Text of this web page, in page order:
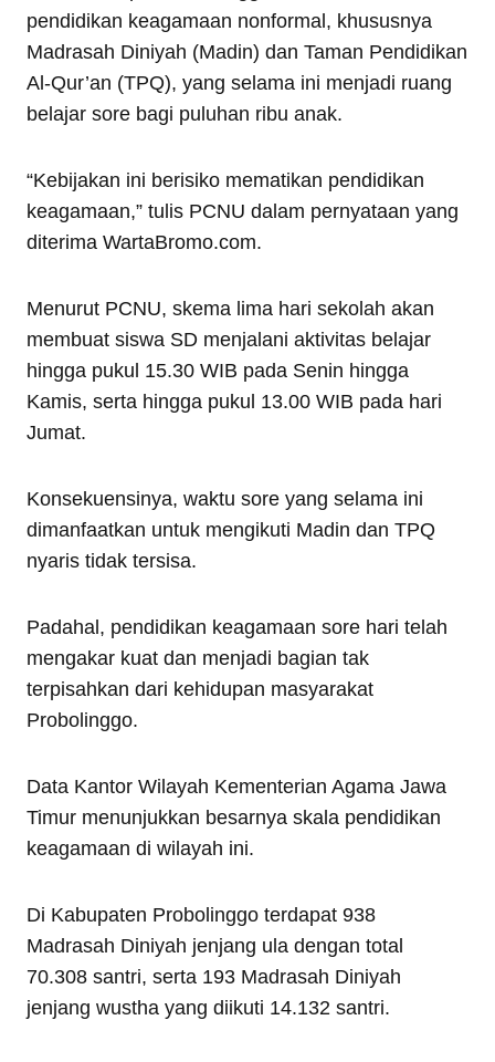
pendidikan keagamaan nonformal, khususnya
Madrasah Diniyah (Madin) dan Taman Pendidikan
Al-Qur’an (TPQ), yang selama ini menjadi ruang
belajar sore bagi puluhan ribu anak.
“Kebijakan ini berisiko mematikan pendidikan
keagamaan,” tulis PCNU dalam pernyataan yang
diterima WartaBromo.com.
Menurut PCNU, skema lima hari sekolah akan
membuat siswa SD menjalani aktivitas belajar
hingga pukul 15.30 WIB pada Senin hingga
Kamis, serta hingga pukul 13.00 WIB pada hari
Jumat.
Konsekuensinya, waktu sore yang selama ini
dimanfaatkan untuk mengikuti Madin dan TPQ
nyaris tidak tersisa.
Padahal, pendidikan keagamaan sore hari telah
mengakar kuat dan menjadi bagian tak
terpisahkan dari kehidupan masyarakat
Probolinggo.
Data Kantor Wilayah Kementerian Agama Jawa
Timur menunjukkan besarnya skala pendidikan
keagamaan di wilayah ini.
Di Kabupaten Probolinggo terdapat 938
Madrasah Diniyah jenjang ula dengan total
70.308 santri, serta 193 Madrasah Diniyah
jenjang wustha yang diikuti 14.132 santri.